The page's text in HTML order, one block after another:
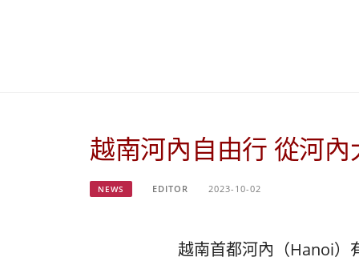
越南河內自由行 從河
NEWS EDITOR 2023-10-02
越南首都河內（Hanoi）